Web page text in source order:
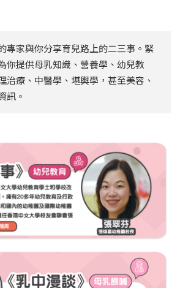
專家與你分享育兒路上的二三事。緊
你提供母乳知識、營養學、幼兒教
治療、中醫學、堪輿學，甚至美容、
訊。